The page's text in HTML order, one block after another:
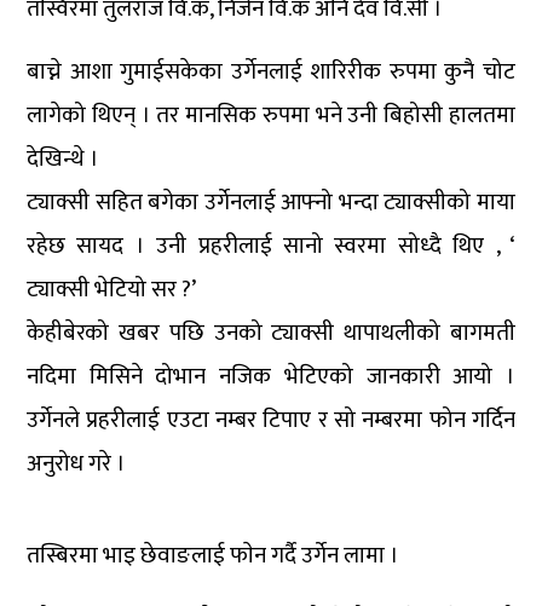
तस्विरमा तुलराज वि.क, निर्जन वि.क अनि देव वि.सी ।
बाच्ने आशा गुमाईसकेका उर्गेनलाई शारिरीक रुपमा कुनै चोट
लागेको थिएन् । तर मानसिक रुपमा भने उनी बिहोसी हालतमा
देखिन्थे ।
ट्याक्सी सहित बगेका उर्गेनलाई आफ्नो भन्दा ट्याक्सीको माया
रहेछ सायद । उनी प्रहरीलाई सानो स्वरमा सोध्दै थिए , ‘
ट्याक्सी भेटियो सर ?’
केहीबेरको खबर पछि उनको ट्याक्सी थापाथलीको बागमती
नदिमा मिसिने दोभान नजिक भेटिएको जानकारी आयो ।
उर्गेनले प्रहरीलाई एउटा नम्बर टिपाए र सो नम्बरमा फोन गर्दिन
अनुरोध गरे ।
तस्बिरमा भाइ छेवाङलाई फाेन गर्दै उर्गेन लामा ।